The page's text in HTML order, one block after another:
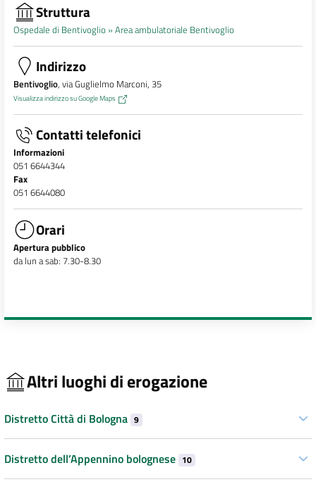
Struttura
Ospedale di Bentivoglio »Area ambulatoriale Bentivoglio
Indirizzo
Bentivoglio, via Guglielmo Marconi, 35
Visualizza indirizzo su Google Maps
Contatti telefonici
Informazioni
051 6644344
Fax
051 6644080
Orari
Apertura pubblico
da lun a sab: 7.30-8.30
Altri luoghi di erogazione
Distretto Città di Bologna 9
Distretto dell’Appennino bolognese 10